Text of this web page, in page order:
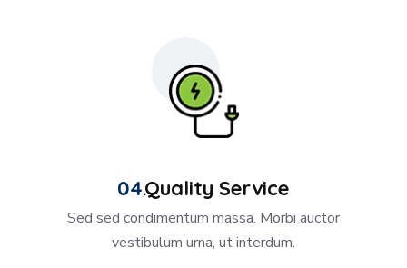
Quality Service
Sed sed condimentum massa. Morbi auctor
vestibulum urna, ut interdum.